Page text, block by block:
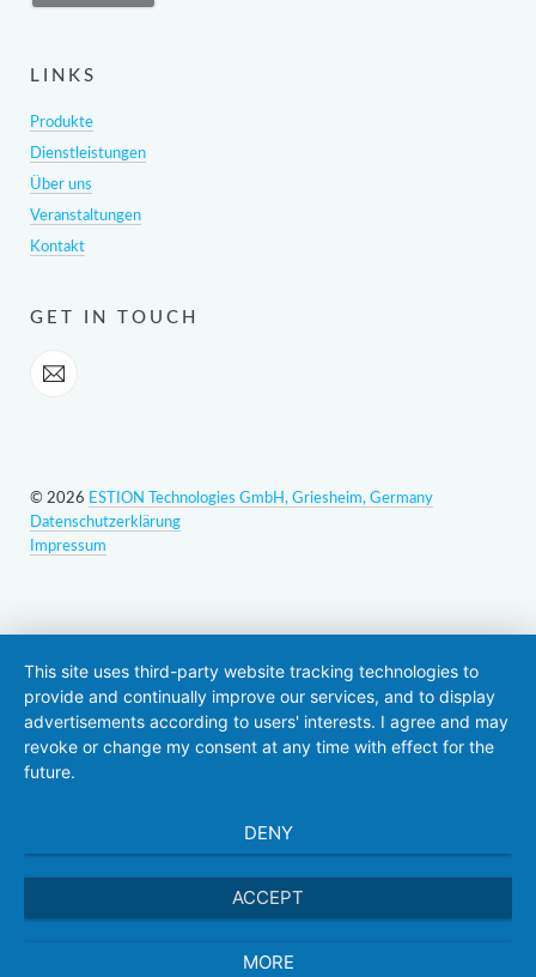
LINKS
Produkte
Dienstleistungen
Über uns
Veranstaltungen
Kontakt
GET IN TOUCH
© 2026 ESTION Technologies GmbH, Griesheim, Germany
Datenschutzerklärung
Impressum
This site uses third-party website tracking technologies to
provide and continually improve our services, and to display
advertisements according to users' interests. I agree and may
revoke or change my consent at any time with effect for the
future.
DENY
ACCEPT
MORE